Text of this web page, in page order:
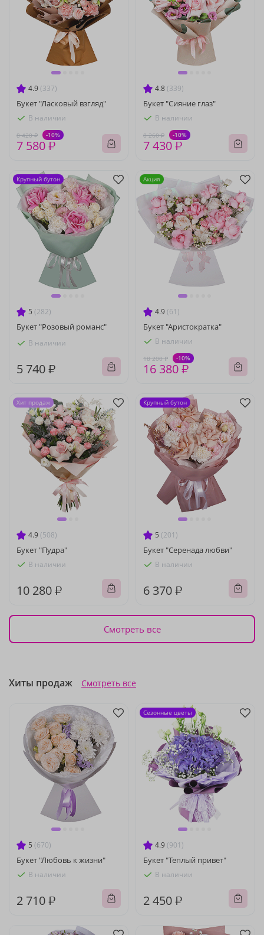
4.9 (337)
Букет "Ласковый взгляд"
В наличии
8 420 ₽ -10%
7 580 ₽
4.8 (339)
Букет "Сияние глаз"
В наличии
8 260 ₽ -10%
7 430 ₽
5 (282)
Букет "Розовый романс"
В наличии
5 740 ₽
Крупный бутон
4.9 (61)
Букет "Аристократка"
В наличии
18 200 ₽ -10%
16 380 ₽
Акция
4.9 (508)
Букет "Пудра"
В наличии
10 280 ₽
Хит продаж
5 (201)
Букет "Серенада любви"
В наличии
6 370 ₽
Крупный бутон
Смотреть все
Хиты продаж Смотреть все
5 (670)
Букет "Любовь к жизни"
В наличии
2 710 ₽
4.9 (901)
Букет "Теплый привет"
В наличии
2 450 ₽
Сезонные цветы